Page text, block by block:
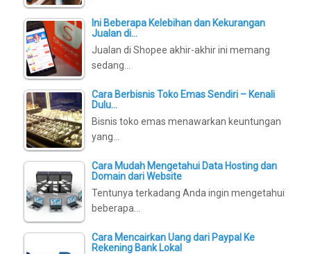
Ini Beberapa Kelebihan dan Kekurangan
Jualan di…
Jualan di Shopee akhir-akhir ini memang
sedang…
Cara Berbisnis Toko Emas Sendiri – Kenali
Dulu…
Bisnis toko emas menawarkan keuntungan
yang…
Cara Mudah Mengetahui Data Hosting dan
Domain dari Website
Tentunya terkadang Anda ingin mengetahui
beberapa…
Cara Mencairkan Uang dari Paypal Ke
Rekening Bank Lokal